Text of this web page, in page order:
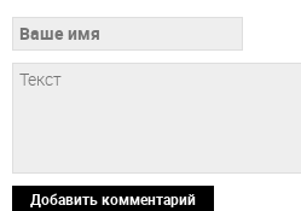
Добавить комментарий